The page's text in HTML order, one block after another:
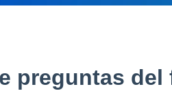
preguntas del